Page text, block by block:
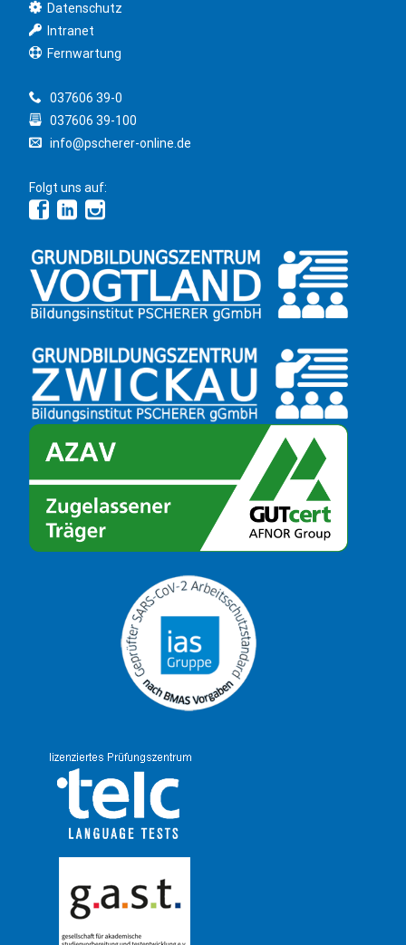
Datenschutz
Intranet
Fernwartung
037606 39-0
037606 39-100
info@pscherer-online.de
Folgt uns auf: